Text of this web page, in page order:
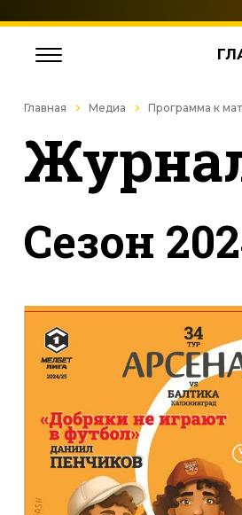
Главная Медиа Программа к
Cезон